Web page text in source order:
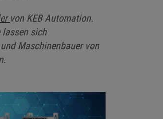
von KEB Automation.
sich
Maschinenbauer von